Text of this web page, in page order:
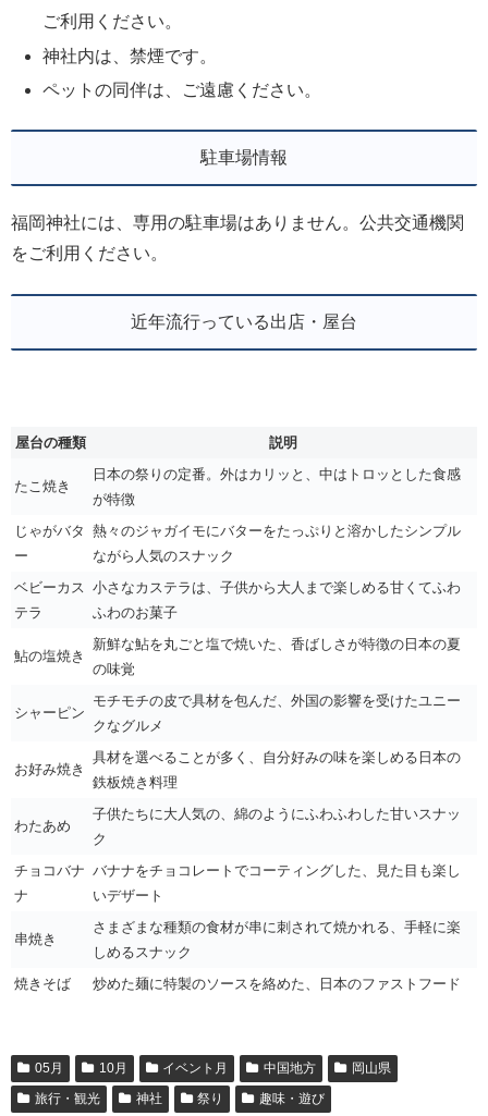
ご利用ください。
神社内は、禁煙です。
ペットの同伴は、ご遠慮ください。
駐車場情報
福岡神社には、専用の駐車場はありません。公共交通機関
をご利用ください。
近年流行っている出店・屋台
屋台の種類 説明
たこ焼き
日本の祭りの定番。外はカリッと、中はトロッとした食感
が特徴
じゃがバタ
ー
熱々のジャガイモにバターをたっぷりと溶かしたシンプル
ながら人気のスナック
ベビーカス
テラ
小さなカステラは、子供から大人まで楽しめる甘くてふわ
ふわのお菓子
鮎の塩焼き
新鮮な鮎を丸ごと塩で焼いた、香ばしさが特徴の日本の夏
の味覚
シャーピン
モチモチの皮で具材を包んだ、外国の影響を受けたユニー
クなグルメ
お好み焼き
具材を選べることが多く、自分好みの味を楽しめる日本の
鉄板焼き料理
わたあめ
子供たちに大人気の、綿のようにふわふわした甘いスナッ
ク
チョコバナ
ナ
バナナをチョコレートでコーティングした、見た目も楽し
いデザート
串焼き
さまざまな種類の食材が串に刺されて焼かれる、手軽に楽
しめるスナック
焼きそば
炒めた麺に特製のソースを絡めた、日本のファストフード
05月 10月 イベント月 中国地方
岡山県
旅行・観光
神社 祭り 趣味・遊び